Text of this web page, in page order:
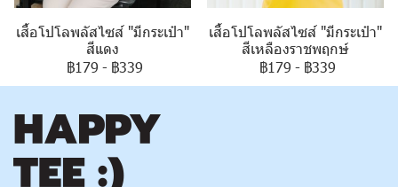
เสื้อโปโลพลัสไซส์ "มีกระเป๋า"
สีแดง
฿179 - ฿339
เสื้อโปโลพลัสไซส์ "มีกระเป๋า"
สีเหลืองราชพฤกษ์
฿179 - ฿339